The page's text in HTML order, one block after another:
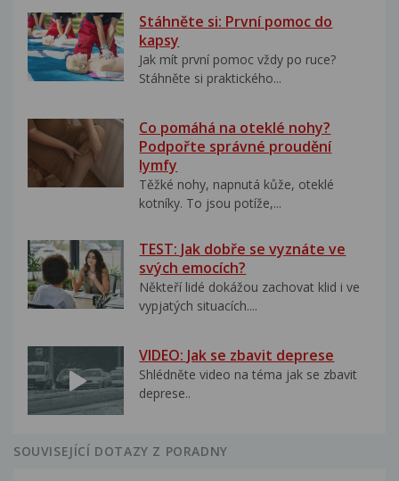
Stáhněte si: První pomoc do
kapsy
Jak mít první pomoc vždy po ruce?
Stáhněte si praktického...
Co pomáhá na oteklé nohy?
Podpořte správné proudění
lymfy
Těžké nohy, napnutá kůže, oteklé
kotníky. To jsou potíže,...
TEST: Jak dobře se vyznáte ve
svých emocích?
Někteří lidé dokážou zachovat klid i ve
vypjatých situacích....
VIDEO: Jak se zbavit deprese
Shlédněte video na téma jak se zbavit
deprese..
SOUVISEJÍCÍ DOTAZY Z PORADNY